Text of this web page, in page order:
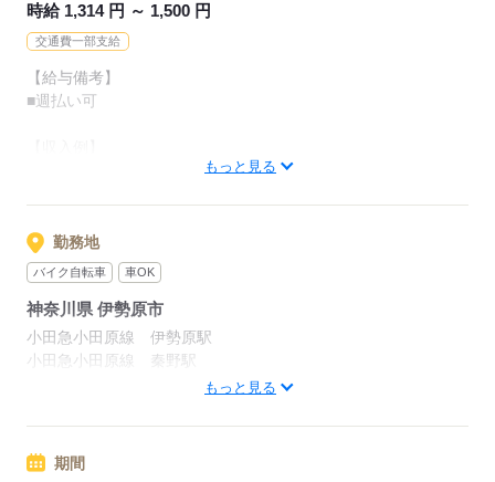
お気軽にお問い合わせください♪
様々な職場で活躍中です！
※お仕事開始日などお気軽にご相談ください
応募する
時給 1,314 円 ～ 1,500 円
交通費一部支給
【給与備考】
■週払い可
＝月収例 157,680 円
●週4勤務の場合
時給 1,314円×1日8時間×週4日勤務
＝1日あたり10,512円×月 16 日勤務
＝月収例 168,192 円
時給 1,314 円×1日8時間×週日勤務
＝月収例 210,240円
もっと見る
勤務地
バイク自転車 車OK
神奈川県 伊勢原市
小田急小田原線 伊勢原駅
小田急小田原線 秦野駅
もっと見る
期間